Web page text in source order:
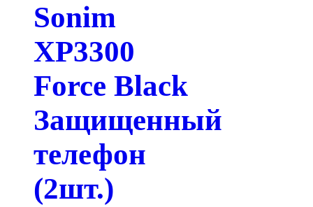
Sonim
XP3300
Force Black
Защищенный
телефон
(2шт.)